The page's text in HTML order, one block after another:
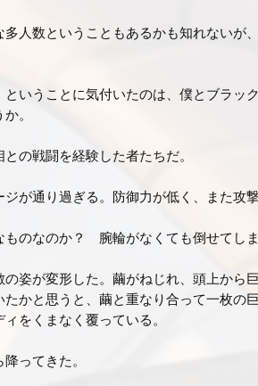
多人数ということもあるかも知れないが
ということに気付いたのは、僕とブラッ
。
の戦闘を経験した者たちだ。
が通り過ぎる。防御力が低く、また攻
ものなのか？ 腕輪がなくても倒せてしま
の姿が変形した。繭がねじれ、頭上から
たかと思うと、繭と重なり合って一枚の
をくまなく覆っている。
ってきた。